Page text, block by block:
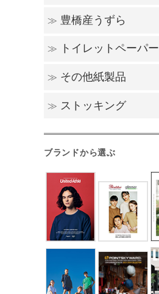
刺し子生地グッズ
≫ 豊橋産うずら
食用うずら卵
孵化用有精卵
うずら加工卵
うずら商品その他
≫ トイレットペーパー
ケース販売
バラ売り・セット販売
≫ その他紙製品
その他紙製品
≫ ストッキング
ストッキング
ブランドから選ぶ